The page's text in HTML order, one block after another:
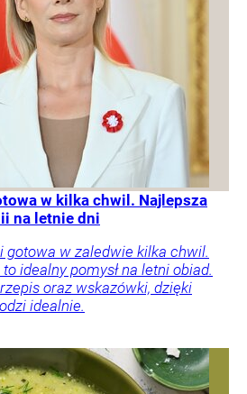
w kilka chwil. Najlepsza
na letnie dni
gotowa w zaledwie kilka chwil.
idealny pomysł na letni obiad.
oraz wskazówki, dzięki
idealnie.